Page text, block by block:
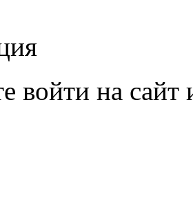
войти на сайт